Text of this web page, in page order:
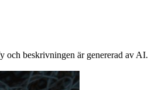
och beskrivningen är genererad av AI.